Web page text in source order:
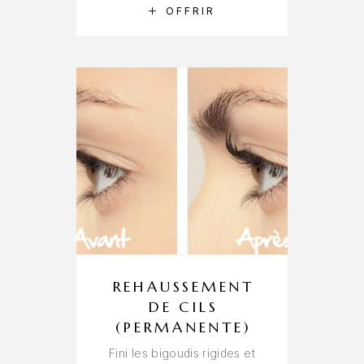
RÉSERVER
OFFRIR
REHAUSSEMENT
DE CILS
(PERMANENTE)
Fini les bigoudis rigides et